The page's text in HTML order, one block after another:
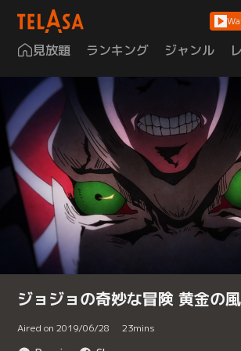
見放題 ランキング ジャンル
ジョジョの奇妙な冒険 黄金の
Aired on 2019/06/28 23mins